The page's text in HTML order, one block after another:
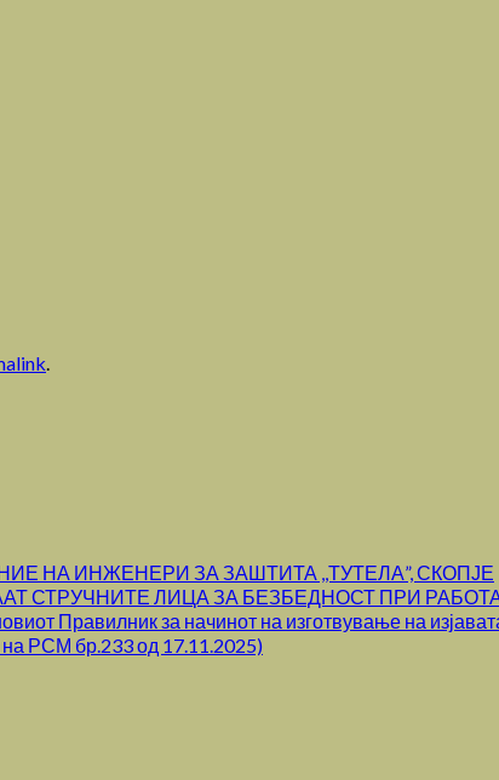
НА ИНЖЕНЕРИ ЗА ЗАШТИТА ,,ТУТЕЛА”, СКОПЈЕ
СТРУЧНИТЕ ЛИЦА ЗА БЕЗБЕДНОСТ ПРИ
Правилник за начинот на изготвување на
на РСМ бр.233 од 17.11.2025)